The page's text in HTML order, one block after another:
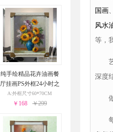
纯手绘精品花卉油画餐
厅挂画PS外框24小时之
内发货
A:外框尺寸60*70CM
￥168 ￥299
国画、
风水
等，
艺
深度
做
每